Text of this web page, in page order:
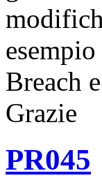
Breach
Grazie
PR045